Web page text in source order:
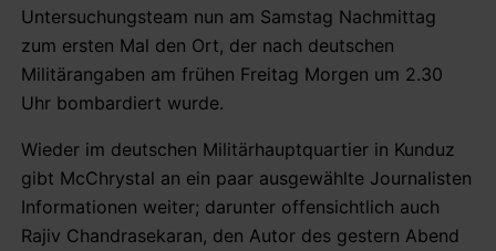
Untersuchungsteam nun am Samstag Nachmittag
zum ersten Mal den Ort, der nach deutschen
Militärangaben am frühen Freitag Morgen um 2.30
Uhr bombardiert wurde.
Wieder im deutschen Militärhauptquartier in Kunduz
gibt McChrystal an ein paar ausgewählte Journalisten
Informationen weiter; darunter offensichtlich auch
Rajiv Chandrasekaran, den Autor des gestern Abend